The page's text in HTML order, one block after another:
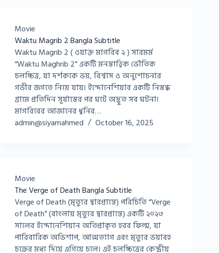
Movie
Waktu Magrib 2 Bangla Subtitle
Waktu Magrib 2 ( ওয়াক্ত মাগরিব ২ ) সারমর্ম
“Waktu Maghrib 2” একটি মনস্তাত্ত্বিক ভৌতিক
চলচ্চিত্র, যা দর্শককে ভয়, বিশ্বাস ও অনুশোচনার
গভীর জগতে নিয়ে যায়। ইন্দোনেশিয়ার একটি নিস্তব্ধ
গ্রামে প্রতিদিন সূর্যাস্তের পর ঘটে অদ্ভুত সব ঘটনা।
মাগরিবের আজানের ধ্বনির…
admin@siyamahmed
October 16, 2025
Movie
The Verge of Death Bangla Subtitle
Verge of Death (মৃত্যুর দ্বারপ্রান্তে) পরিচিতি “Verge
of Death” (বাংলায় মৃত্যুর দ্বারপ্রান্তে) একটি ২০২৩
সালের ইন্দোনেশিয়ান অতিপ্রাকৃত হরর ফিল্ম, যা
পারিবারিক অভিশাপ, আত্মত্যাগ এবং মৃত্যুর ভয়াবহ
চক্রের মধ্য দিয়ে এগিয়ে চলে। এই চলচ্চিত্রের কেন্দ্রীয়